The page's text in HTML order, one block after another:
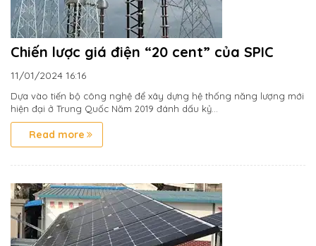
Chiến lược giá điện “20 cent” của SPIC
11/01/2024 16:16
Dựa vào tiến bộ công nghệ để xây dựng hệ thống năng lượng mới
hiện đại ở Trung Quốc Năm 2019 đánh dấu kỷ...
Read more